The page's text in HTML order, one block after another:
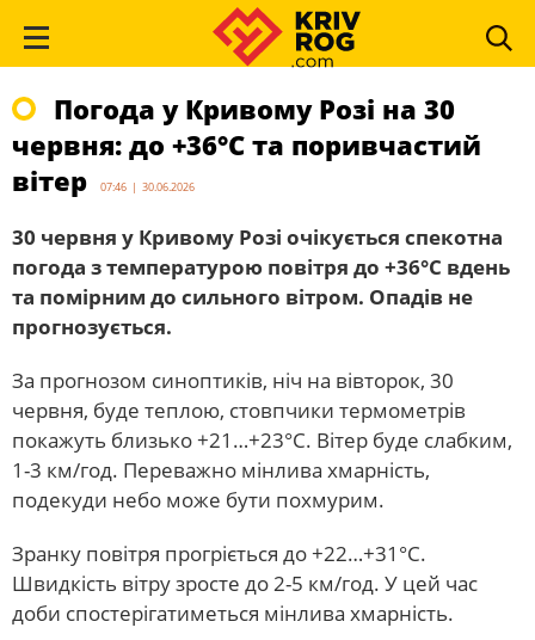
Погода у Кривому Розі на 30
червня: до +36°С та поривчастий
вітер
07:46 | 30.06.2026
30 червня у Кривому Розі очікується спекотна
погода з температурою повітря до +36°С вдень
та помірним до сильного вітром. Опадів не
прогнозується.
За прогнозом синоптиків, ніч на вівторок, 30
червня, буде теплою, стовпчики термометрів
покажуть близько +21…+23°С. Вітер буде слабким,
1-3 км/год. Переважно мінлива хмарність,
подекуди небо може бути похмурим.
Зранку повітря прогріється до +22…+31°С.
Швидкість вітру зросте до 2-5 км/год. У цей час
доби спостерігатиметься мінлива хмарність.